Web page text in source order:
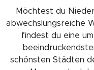
Möchtest du
abwechslungsreiche
findest du eine
schönsten Städten